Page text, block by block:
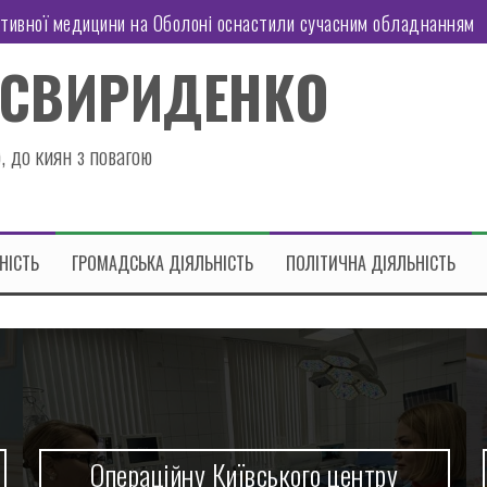
медицини на Оболоні оснастили сучасним обладнанням
оновили кухонний посуд
працює Пункт Незламності
підтримку
отримав гуманітарну допомогу
чи витримає економіка України нові правила гри
киян з повагою
ГРОМАДСЬКА ДІЯЛЬНІСТЬ ПОЛІТИЧНА ДІЯЛЬНІСТЬ
Операційну Київського центру